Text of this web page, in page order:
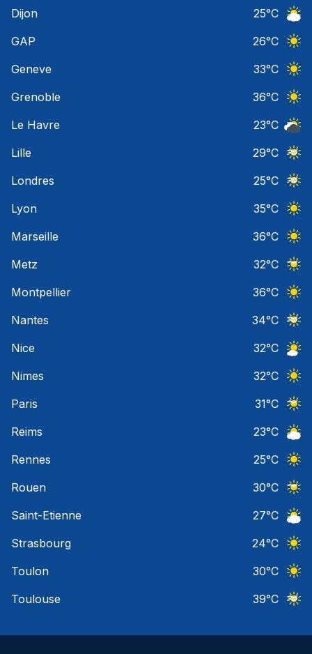
Dijon
25°C
GAP
26°C
Geneve
33°C
Grenoble
36°C
Le Havre
23°C
Lille
29°C
Londres
25°C
Lyon
35°C
Marseille
36°C
Metz
32°C
Montpellier
36°C
Nantes
34°C
Nice
32°C
Nimes
32°C
Paris
31°C
Reims
23°C
Rennes
25°C
Rouen
30°C
Saint-Etienne
27°C
Strasbourg
24°C
Toulon
30°C
Toulouse
39°C